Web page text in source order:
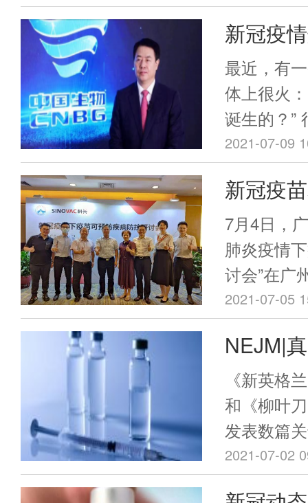
南瑞丽又
在本次疫
云南德宏
效。截至7
接种人群
96.92%。
率，再结
测、隔离
者认为，
范围并较
新冠疫
国疫苗
不起，
最近，有
体上很火
诞生的？”
撼。
2021-07-09
新冠疫
成年人
7月4日，
肺炎疫情
讨会”在广
老人接种
省预防医
慧贞一一
2021-07-05
NEJM|
mRNA
症状感
时间和
《新英格
和《柳叶
发表数篇
的mRNA
mRNA-
2021-07-02